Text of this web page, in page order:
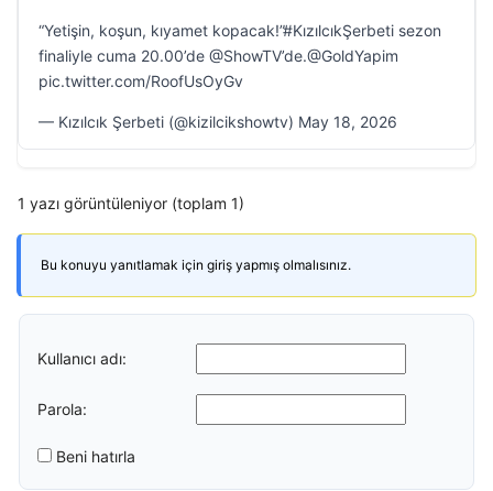
“Yetişin, koşun, kıyamet kopacak!”#KızılcıkŞerbeti sezon
finaliyle cuma 20.00’de @ShowTV’de.@GoldYapim
pic.twitter.com/RoofUsOyGv
— Kızılcık Şerbeti (@kizilcikshowtv) May 18, 2026
1 yazı görüntüleniyor (toplam 1)
Bu konuyu yanıtlamak için giriş yapmış olmalısınız.
Kullanıcı adı:
Parola:
Beni hatırla